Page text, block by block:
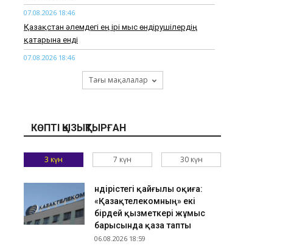
07.08.2026 18:46
Қазақстан әлемдегі ең ірі мыс өндірушілердің
қатарына енді
07.08.2026 18:46
Марқұм Нұрай Серікбайдың туыстары
айыпталушыдан 10 миллиард теңге моральдық
«МузАРТ» тобының әншісі Кенжебек Жанәбілов
07.08.2026 18:20
әкелгендер әшкереленді
07.08.2026 18:07
Қазақстандық ескек есушілер Азия
чемпионатында 4 медаль жеңіп алды
Тағы мақалалар
КӨПТІ ҚЫЗЫҚТЫРҒАН
3 күн 7 күн 30 күн
Өндірістегі қайғылы оқиға:
«Қазақтелекомның» екі
бірдей қызметкері жұмыс
барысында қаза тапты
06.08.2026 18:59